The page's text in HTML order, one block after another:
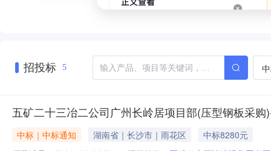
招投标 5
五矿二十三冶二公司广州长岭居项目部(压型钢板采购
中标｜中标通知 湖南省｜长沙市｜雨花区
中标8280元